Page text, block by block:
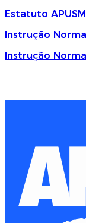
Estatuto APUSM
Instrução
Instrução